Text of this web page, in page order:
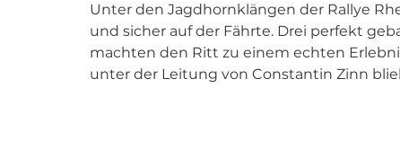
Unter den Jagdhornklängen der Rallye
und sicher auf der Fährte. Drei perfekt
machten den Ritt zu einem echten
unter der Leitung von Constantin Zinn